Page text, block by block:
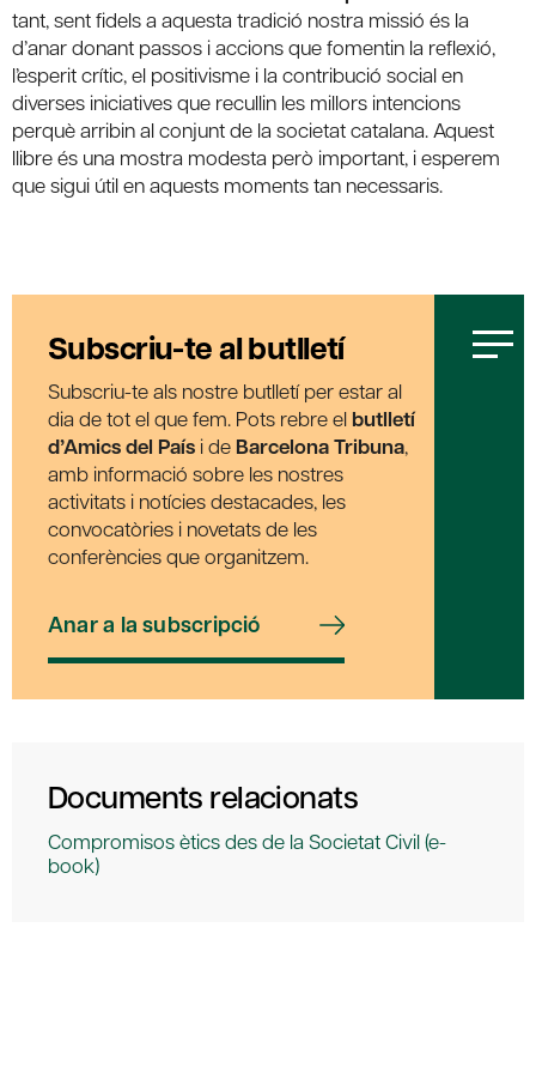
tant, sent fidels a aquesta tradició nostra missió és la
d’anar donant passos i accions que fomentin la reflexió,
l’esperit crític, el positivisme i la contribució social en
diverses iniciatives que recullin les millors intencions
perquè arribin al conjunt de la societat catalana. Aquest
llibre és una mostra modesta però important, i esperem
que sigui útil en aquests moments tan necessaris.
Subscriu-te al butlletí
Subscriu-te als nostre butlletí per estar al
dia de tot el que fem. Pots rebre el butlletí
d’Amics del País i de Barcelona Tribuna,
amb informació sobre les nostres
activitats i notícies destacades, les
convocatòries i novetats de les
conferències que organitzem.
Anar a la subscripció
Documents relacionats
Compromisos ètics des de la Societat Civil (e-
book)